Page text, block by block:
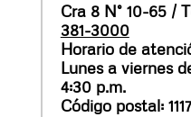
Cra 8 N° 10-65 /
381-3000
Horario de
Lunes a viernes
4:30 p.m.
Código postal: